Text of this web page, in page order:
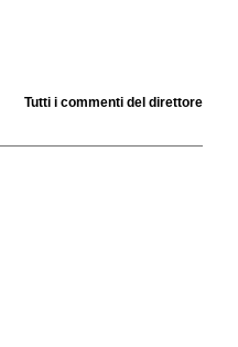
Tutti i commenti del direttore